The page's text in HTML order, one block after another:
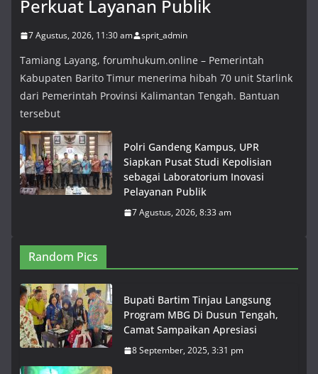
Perkuat Layanan Publik
7 Agustus, 2026, 11:30 am sprit_admin
Tamiang Layang, forumhukum.online – Pemerintah
Kabupaten Barito Timur menerima hibah 70 unit Starlink
dari Pemerintah Provinsi Kalimantan Tengah. Bantuan
tersebut
Polri Gandeng Kampus, UPR
Siapkan Pusat Studi Kepolisian
sebagai Laboratorium Inovasi
Pelayanan Publik
7 Agustus, 2026, 8:33 am
Random Pics
Bupati Bartim Tinjau Langsung
Program MBG Di Dusun Tengah,
Camat Sampaikan Apresiasi
8 September, 2025, 3:31 pm